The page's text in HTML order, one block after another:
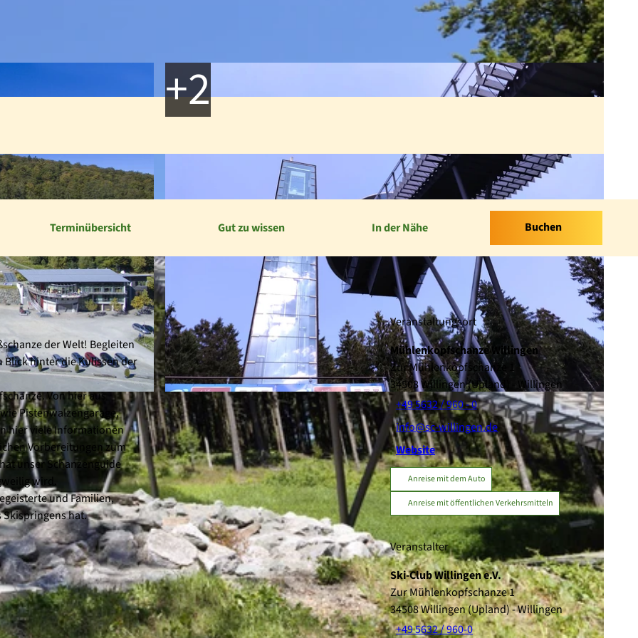
© Ski-Club Willingen e.V. | CC-BY-SA
Terminübersicht Gut zu wissen In der Nähe Buchen
der Welt! Begleiten
Blick hinter die Kulissen der
Von hier aus
Pistenwalzengarage,
hier viele Informationen
Vorbereitungen zum
unser Schanzenguide
wird.
und Familien,
Skispringens hat.
Veranstaltungsort
Mühlenkopfschanze Willingen
Zur Mühlenkopfschanze 1
34508Willingen (Upland)
- Willingen
+49 5632 / 960 - 0
info@sc-willingen.de
Website
Anreise mit dem Auto
Anreise mit öffentlichen Verkehrsmitteln
Veranstalter
Ski-Club Willingen e.V.
Zur Mühlenkopfschanze 1
34508Willingen (Upland)- Willingen
+49 5632 / 960-0